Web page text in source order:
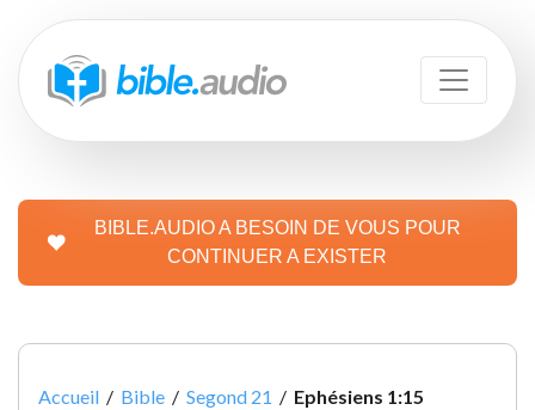
BIBLE.AUDIO A BESOIN DE VOUS POUR
CONTINUER A EXISTER
Accueil / Bible / Segond 21 / Ephésiens 1:15